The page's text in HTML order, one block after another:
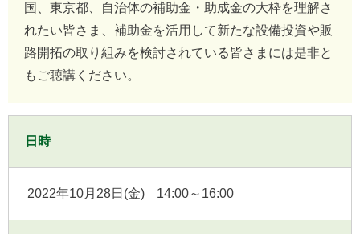
国、東京都、自治体の補助金・助成金の大枠を理解さ
れたい皆さま、補助金を活用して新たな設備投資や販
路開拓の取り組みを検討されている皆さまには是非と
もご聴講ください。
日時
2022年10月28日(金) 14:00～16:00